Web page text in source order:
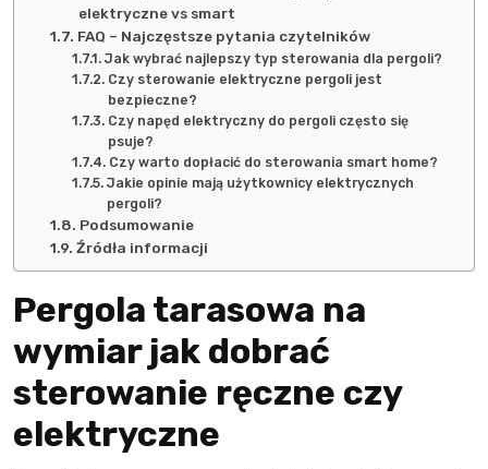
elektryczne vs smart
FAQ – Najczęstsze pytania czytelników
Jak wybrać najlepszy typ sterowania dla pergoli?
Czy sterowanie elektryczne pergoli jest
bezpieczne?
Czy napęd elektryczny do pergoli często się
psuje?
Czy warto dopłacić do sterowania smart home?
Jakie opinie mają użytkownicy elektrycznych
pergoli?
Podsumowanie
Źródła informacji
Pergola tarasowa na
wymiar jak dobrać
sterowanie ręczne czy
elektryczne